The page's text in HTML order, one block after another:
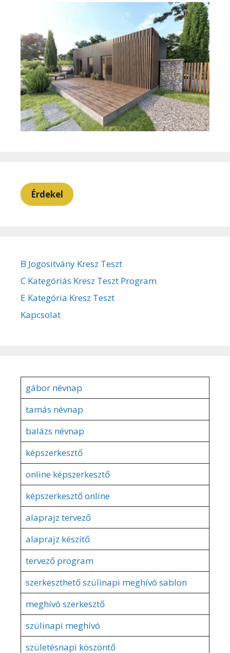
Érdekel
B Jogositvány Kresz Teszt
C Kategóriás Kresz Teszt Program
E Kategória Kresz Teszt
Kapcsolat
gábor névnap
tamás névnap
balázs névnap
képszerkesztő
online képszerkesztő
képszerkesztő online
alaprajz tervező
alaprajz készítő
tervező program
szerkeszthető szülinapi meghívó sablon
meghívó szerkesztő
szülinapi meghívó
születésnapi köszöntő